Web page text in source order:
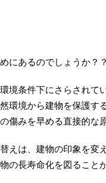
にあるのでしょうか？？
境条件下にさらされて
環境から建物を保護す
傷みを早める直接的な
えは、建物の印象を変
の長寿命化を図ること